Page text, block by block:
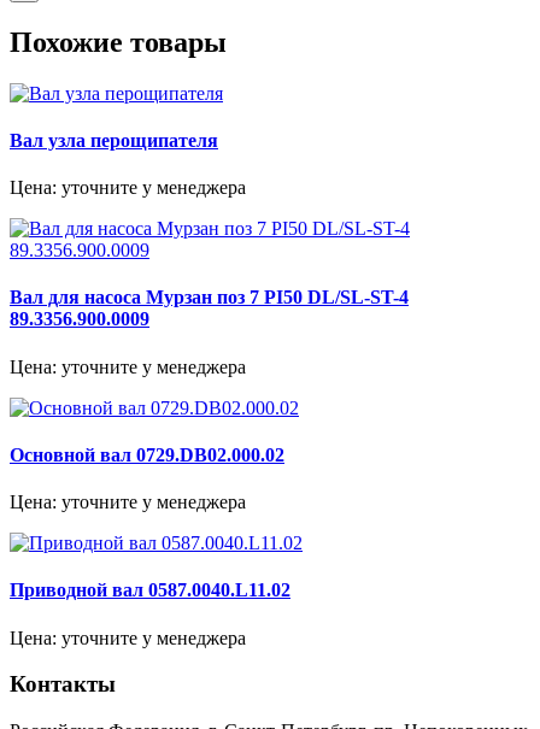
Похожие товары
Вал узла перощипателя
Цена: уточните у менеджера
Вал для насоса Мурзан поз 7 PI50 DL/SL-ST-4
89.3356.900.0009
Цена: уточните у менеджера
Основной вал 0729.DB02.000.02
Цена: уточните у менеджера
Приводной вал 0587.0040.L11.02
Цена: уточните у менеджера
Контакты